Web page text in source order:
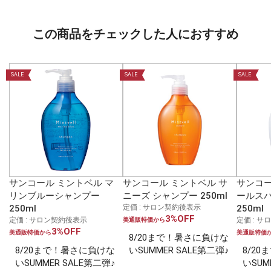
この商品をチェックした人におすすめ
SALE
サンコール ミントベル マ
リンブルーシャンプー
250ml
定価 : サロン契約後表示
美通販特価から3%OFF
8/20まで！暑さに負けな
いSUMMER SALE第二弾♪
SALE
サンコール ミントベル サ
ニーズ シャンプー 250ml
定価 : サロン契約後表示
美通販特価から3%OFF
8/20まで！暑さに負けな
いSUMMER SALE第二弾♪
SALE
サンコ
ールス
250ml
定価 : サ
美通販特価
8/20
い